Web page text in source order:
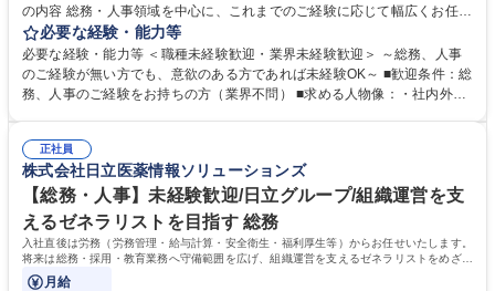
の内容 総務・人事領域を中心に、これまでのご経験に応じて幅広くお任せ
します。 ＜具体的には＞ ・総務/人事労務（給与・社保・勤怠管理など）
・採用・教育研修 ・福利厚生運用 など ※基本的には事務所勤務ですが、
採用や教育等の業務内容により、関西圏以外への日帰り・宿泊を伴う国内
出張もございます。 ※担当業務を持ちつつ、お互いに助け合いながら、総
必要な経験・能力等
必要な経験・能力等 ＜職種未経験歓迎・業界未経験歓迎＞ ～総務、人事
のご経験が無い方でも、意欲のある方であれば未経験OK～ ■歓迎条件：総
務、人事のご経験をお持ちの方（業界不問） ■求める人物像：・社内外の
正社員
株式会社日立医薬情報ソリューションズ
【総務・人事】未経験歓迎/日立グループ/組織運営を支
えるゼネラリストを目指す 総務
入社直後は労務（労務管理・給与計算・安全衛生・福利厚生等）からお任せいたします。
将来は総務・採用・教育業務へ守備範囲を広げ、組織運営を支えるゼネラリストをめざせ
ます。
月給